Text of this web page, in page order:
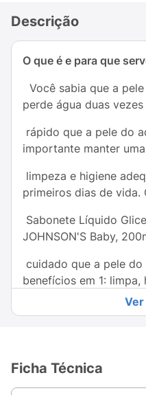
Descrição
O que é e para que
Você sabia que a
perde água duas vezes
rápido que a pele do
importante manter
limpeza e higiene
primeiros dias de vida.
Sabonete Líquido
JOHNSON'S Baby,
cuidado que a pele
benefícios em 1: limpa,
protege a pele do
o primeiro dia de vida.
Ver
Ficha Técnica